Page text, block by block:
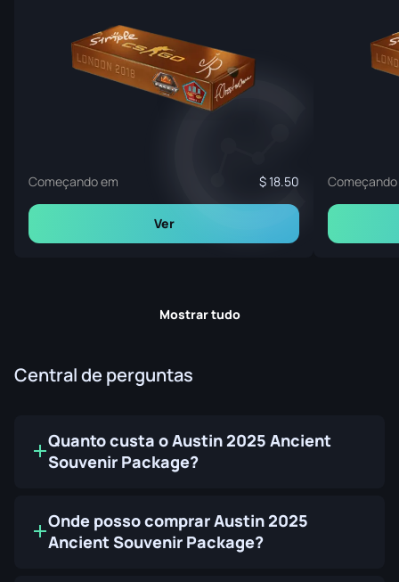
Começando em 18.50
Ver
Mostrar tudo
Central de perguntas
Quanto custa o Austin 2025 Ancient
Souvenir Package?
Onde posso comprar Austin 2025
Ancient Souvenir Package?